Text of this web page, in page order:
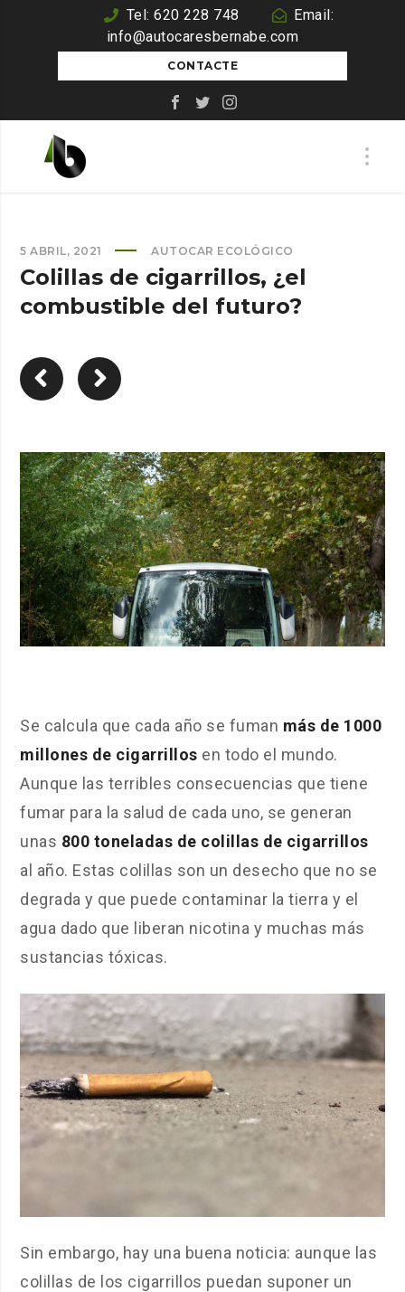
Tel: 620 228 748
Email:
info@autocaresbernabe.com
CONTACTE
5 ABRIL, 2021 AUTOCAR ECOLÓGICO
Colillas de cigarrillos, ¿el
combustible del futuro?
Se calcula que cada año se fuman más de 1000
millones de cigarrillos en todo el mundo.
Aunque las terribles consecuencias que tiene
fumar para la salud de cada uno, se generan
unas 800 toneladas de colillas de cigarrillos
al año. Estas colillas son un desecho que no se
degrada y que puede contaminar la tierra y el
agua dado que liberan nicotina y muchas más
sustancias tóxicas.
Sin embargo, hay una buena noticia: aunque las
colillas de los cigarrillos puedan suponer un